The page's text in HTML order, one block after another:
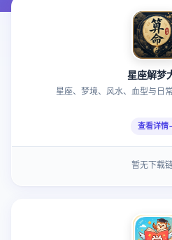
星座解梦
星座、梦境、风水、血型与日
查看详情
暂无下载